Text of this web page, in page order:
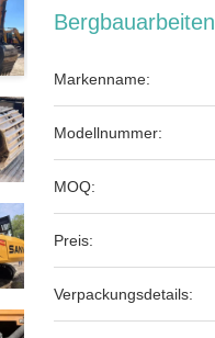
Bergbauarbeiten
Markenname:
Modellnummer:
MOQ:
Preis:
Verpackungsdetails: